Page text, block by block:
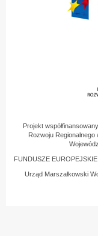
Projekt
Rozwoju
FUNDUSZE
Urząd Marszałkowski